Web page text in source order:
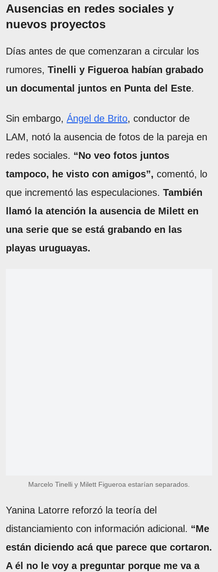
Ausencias en redes sociales y
nuevos proyectos
Días antes de que comenzaran a circular los
rumores, Tinelli y Figueroa habían grabado
un documental juntos en Punta del Este.
Sin embargo, Ángel de Brito, conductor de
LAM, notó la ausencia de fotos de la pareja en
redes sociales. “No veo fotos juntos
tampoco, he visto con amigos”, comentó, lo
que incrementó las especulaciones. También
llamó la atención la ausencia de Milett en
una serie que se está grabando en las
playas uruguayas.
Marcelo Tinelli y Milett Figueroa estarían separados.
Yanina Latorre reforzó la teoría del
distanciamiento con información adicional. “Me
están diciendo acá que parece que cortaron.
A él no le voy a preguntar porque me va a